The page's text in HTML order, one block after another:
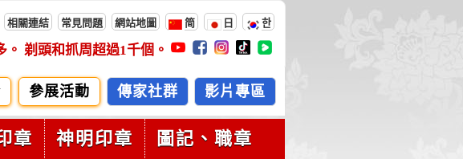
相關連結 常見問題 網站地圖 简 日 한
。 剃頭和抓周超過1千個。
參展活動 傳家社群 影片專區
章 神明印章 圖記、職章